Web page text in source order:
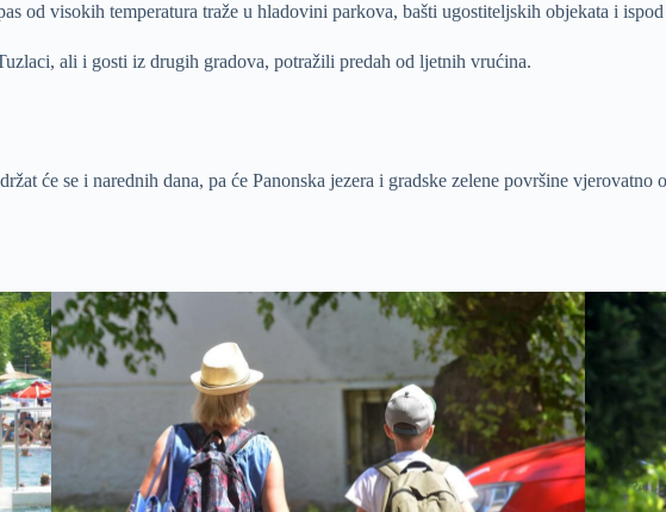
od visokih temperatura traže u hladovini parkova, bašti ugostiteljskih objekata i
ali i gosti iz drugih gradova, potražili predah od ljetnih vrućina.
će se i narednih dana, pa će Panonska jezera i gradske zelene površine